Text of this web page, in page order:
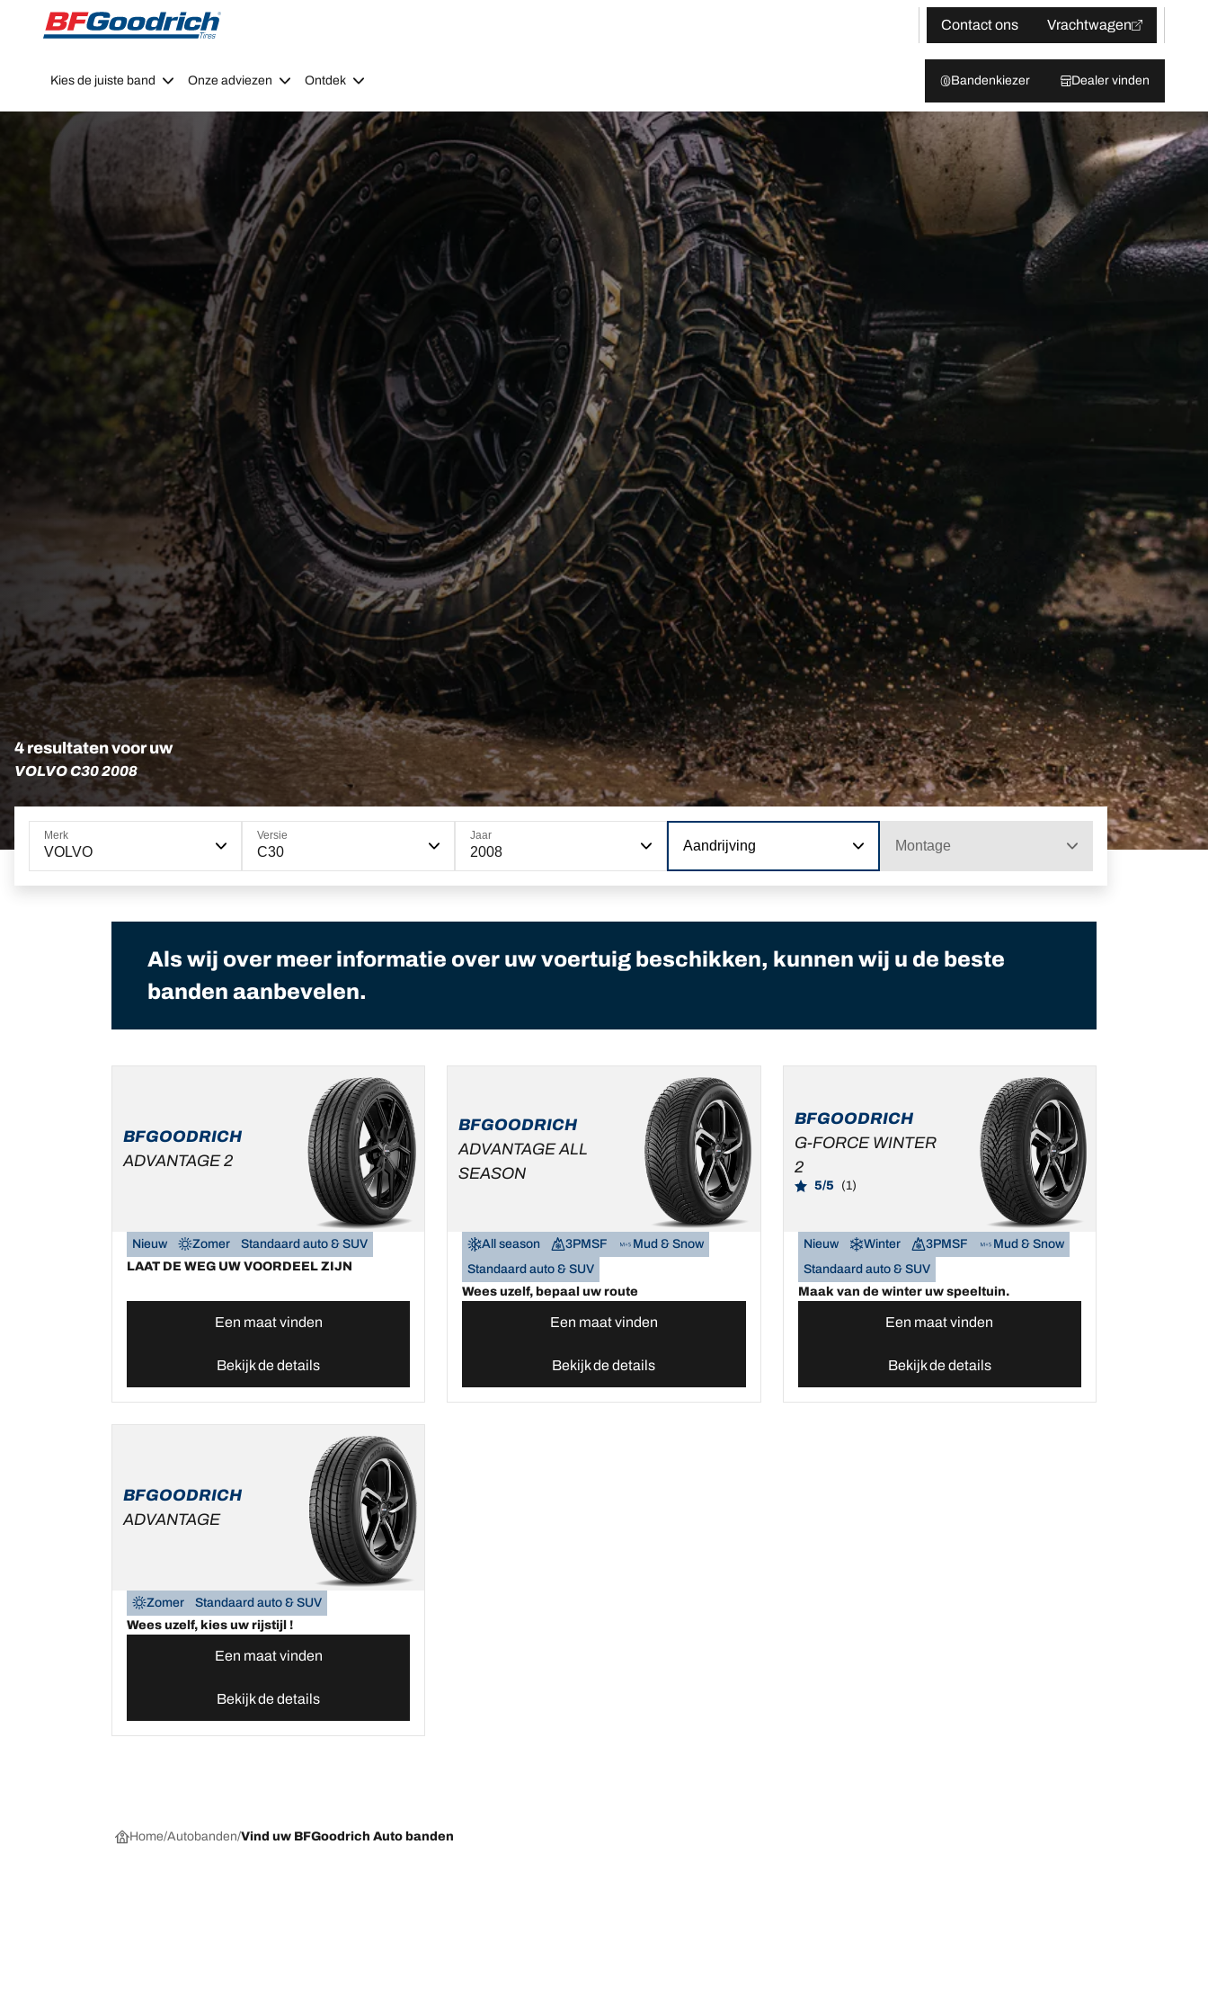
Go to page content
Go to page navigation
Contact ons
Vrachtwagen
Kies de juiste band Onze adviezen Ontdek Bandenkiezer Dealer vinden
4 resultaten voor uw
VOLVO C30 2008
Merk
VOLVO
Versie
C30
Jaar
2008 Aandrijving Montage
Als wij over meer informatie over uw voertuig beschikken, kunnen wij u de beste
banden aanbevelen.
BFGOODRICH
ADVANTAGE 2
Nieuw Zomer
Standaard auto & SUV
LAAT DE WEG UW VOORDEEL ZIJN
Een maat vinden
Bekijk de details
BFGOODRICH
ADVANTAGE ALL
SEASON
All season 3PMSF
Mud & Snow
Standaard auto & SUV
Wees uzelf, bepaal uw route
Een maat vinden
Bekijk de details
BFGOODRICH
G-FORCE WINTER
2
5/5 (1)
Nieuw Winter 3PMSF
Mud & Snow
Standaard auto & SUV
Maak van de winter uw speeltuin.
Een maat vinden
Bekijk de details
BFGOODRICH
ADVANTAGE
Zomer
Standaard auto & SUV
Wees uzelf, kies uw rijstijl !
Een maat vinden
Bekijk de details
Home Autobanden Vind uw BFGoodrich Auto banden